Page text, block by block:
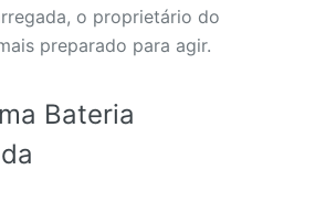
o proprietário do
preparado para agir.
Bateria